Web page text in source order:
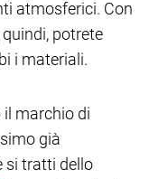
atmosferici. Con
potrete
i materiali.
marchio di
già
si tratti dello